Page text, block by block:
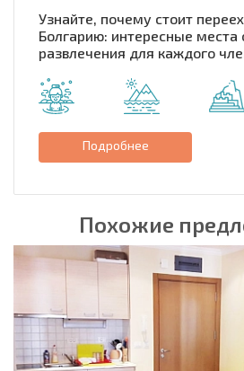
Узнайте, почему стоит
Болгарию: интересные места
развлечения для каждого
Подробнее
Похожие